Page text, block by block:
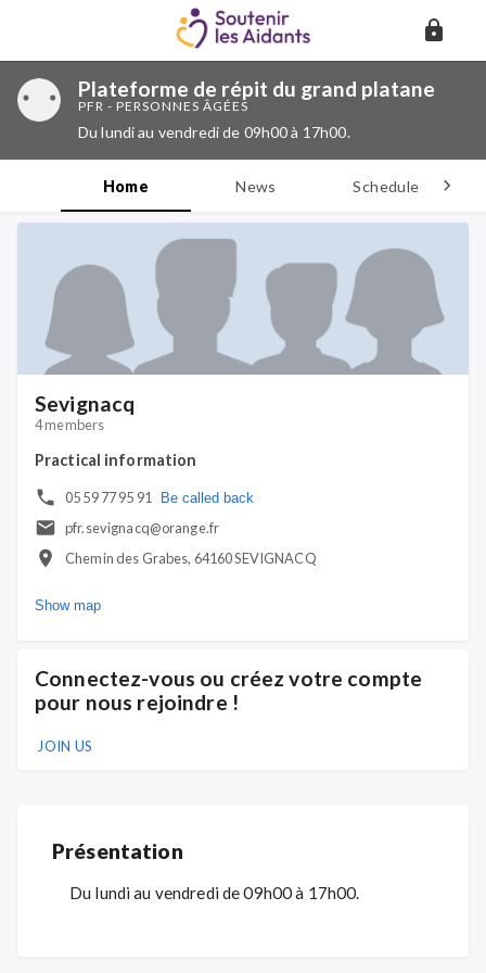
Plateforme de répit du grand platane
PFR - PERSONNES ÂGÉES
Du lundi au vendredi de 09h00 à 17h00.
Home News Schedule
Sevignacq
4 members
Practical information
05 59 77 95 91 Be called back
pfr.sevignacq@orange.fr
Chemin des Grabes, 64160 SEVIGNACQ
Show map
Connectez-vous ou créez votre compte
pour nous rejoindre !
JOIN US
Présentation
Du lundi au vendredi de 09h00 à 17h00.